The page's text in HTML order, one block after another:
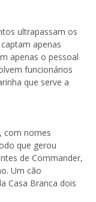
ultrapassam os
apenas
apenas o pessoal
funcionários
que serve a
com nomes
que gerou
de Commander,
Um cão
Casa Branca dois